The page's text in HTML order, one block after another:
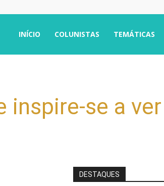
INÍCIO COLUNISTAS TEMÁTICAS
inspire-se a
DESTAQUES